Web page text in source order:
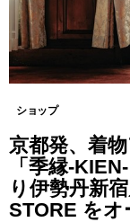
ショップ
京都発、着
「季縁-
り伊勢丹新
STORE をオ